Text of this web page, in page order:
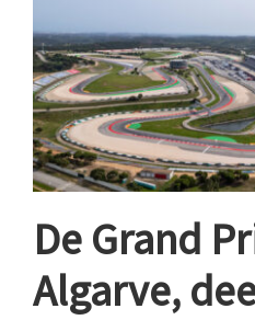
De Grand
Algarve,